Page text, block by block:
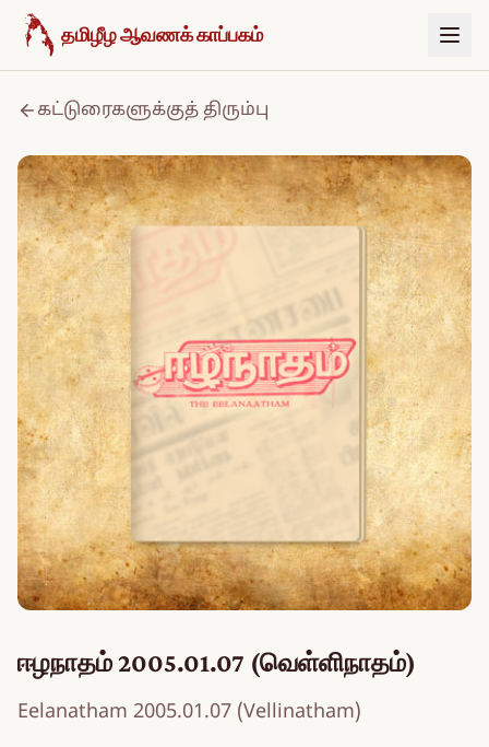
உள்ளடக்கத்திற்குச் செல்க
தமிழீழ ஆவணக் காப்பகம்
கட்டுரைகளுக்குத் திரும்பு
ஈழநாதம் 2005.01.07 (வெள்ளிநாதம்)
Eelanatham 2005.01.07 (Vellinatham)